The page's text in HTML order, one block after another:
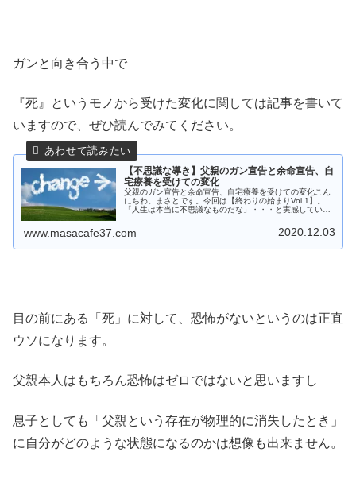
ガンと向き合う中で
『死』というモノから受けた変化に関しては記事を書いて
いますので、ぜひ読んでみてください。
【不思議な導き】父親のガン宣告と余命宣告、自
宅療養を受けての変化
父親のガン宣告と余命宣告、自宅療養を受けての変化こん
にちわ。まさとです。今回は【終わりの始まりVol.1】。
「人生は本当に不思議なものだな」・・・と実感している
www.masacafe37.com 2020.12.03
目の前にある「死」に対して、恐怖がないというのは正直
ウソになります。
父親本人はもちろん恐怖はゼロではないと思いますし
息子としても「父親という存在が物理的に消失したとき」
に自分がどのような状態になるのかは想像も出来ません。